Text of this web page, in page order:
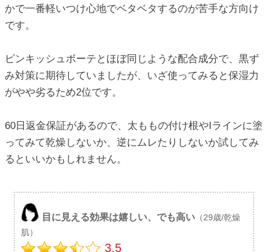
かで一番軽いつけ心地でベタベタするのが苦手な方向け
です。
ピンキッシュボーテとほぼ同じような配合成分で、黒ず
み対策に期待していましたが、いざ使ってみると保湿力
がやや劣るため2位です。
60日返金保証があるので、太ももの付け根やIラインに塗
ってみて乾燥しないか、逆にムレたりしないか試してみ
るといいかもしれません。
目に見える効果は嬉しい、でも高い （29歳/乾燥
肌）
3.5